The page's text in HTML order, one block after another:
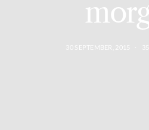
30 SEPTEMBER, 2015